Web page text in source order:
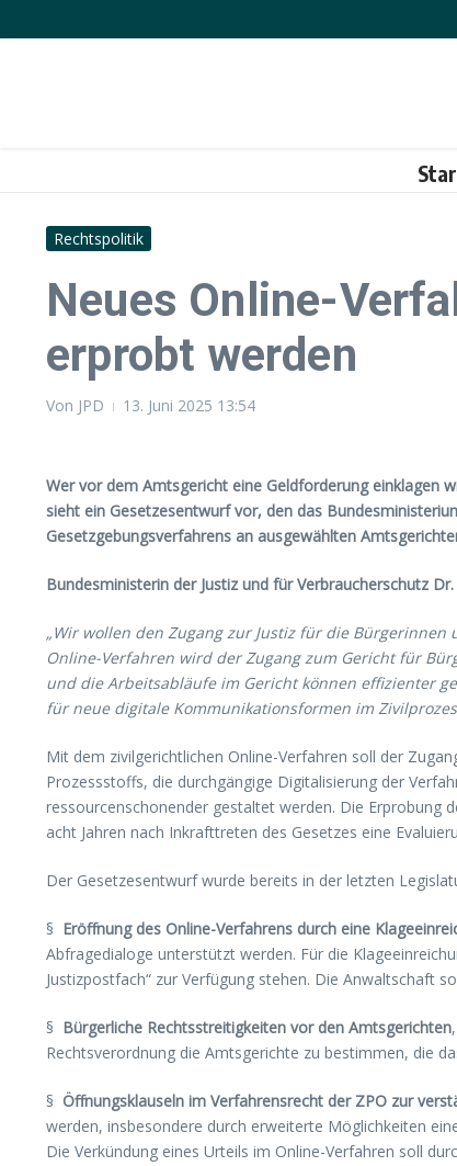
Rechtspolitik
Neues Online-
erprobt werden
Von JPD 13. Juni 2025 13:54
Wer vor dem Amtsgericht eine Geldforderung einklagen
sieht ein Gesetzesentwurf vor, den das
Gesetzgebungsverfahrens an ausgewählten
Bundesministerin der Justiz und für Verbraucherschutz
„Wir wollen den Zugang zur Justiz für die
Online-Verfahren wird der Zugang zum Gericht für
und die Arbeitsabläufe im Gericht können effizienter
für neue digitale Kommunikationsformen im
Mit dem zivilgerichtlichen Online-Verfahren soll der
Prozessstoffs, die durchgängige Digitalisierung der
ressourcenschonender gestaltet werden. Die Erprobung
acht Jahren nach Inkrafttreten des Gesetzes eine
Der Gesetzesentwurf wurde bereits in der letzten
§ Eröffnung des Online-Verfahrens durch eine
Abfragedialoge unterstützt werden. Für die
Justizpostfach“ zur Verfügung stehen. Die Anwaltschaft
§ Bürgerliche Rechtsstreitigkeiten vor den Amtsgerichten
Rechtsverordnung die Amtsgerichte zu bestimmen, die
§ Öffnungsklauseln im Verfahrensrecht der ZPO zur
werden, insbesondere durch erweiterte Möglichkeiten
Die Verkündung eines Urteils im Online-Verfahren soll